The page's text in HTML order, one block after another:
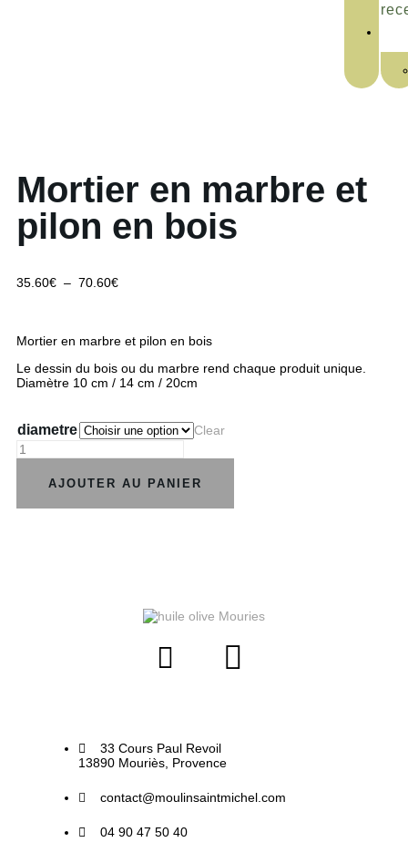
Mortier en marbre et
pilon en bois
35.60€ – 70.60€
Mortier en marbre et pilon en bois
Le dessin du bois ou du marbre rend chaque produit unique.
Diamètre 10 cm / 14 cm / 20cm
diametre Clear
AJOUTER AU PANIER
33 Cours Paul Revoil
13890 Mouriès, Provence
contact@moulinsaintmichel.com
04 90 47 50 40